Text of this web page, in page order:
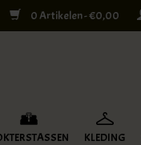
0 Artikelen - €0,00
KLEDING